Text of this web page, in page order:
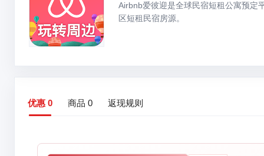
Airbnb爱彼迎是全球民宿短租公寓预定
区短租民宿房源。
优惠 0 商品 0 返现规则